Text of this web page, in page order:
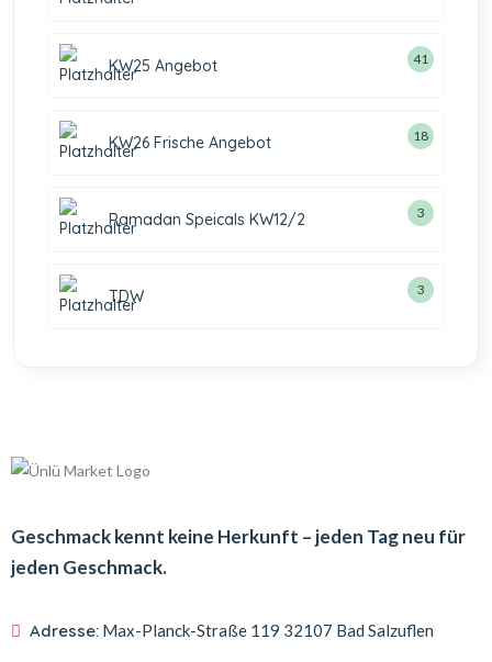
KW25 Angebot 41
KW26 Frische Angebot 18
Ramadan Speicals KW12/2 3
TDW 3
Geschmack kennt keine Herkunft – jeden Tag neu für
jeden Geschmack.
Adresse: Max-Planck-Straße 119 32107 Bad Salzuflen